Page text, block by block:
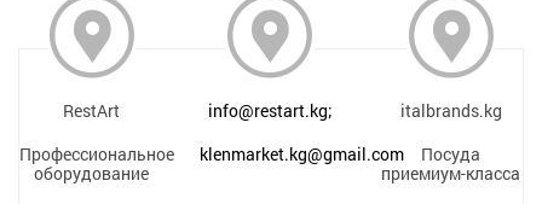
RestArt
Профессиональное
оборудование
info@restart.kg;
klenmarket.kg@gmail.com
italbrands.kg
Посуда
приемиум-класса